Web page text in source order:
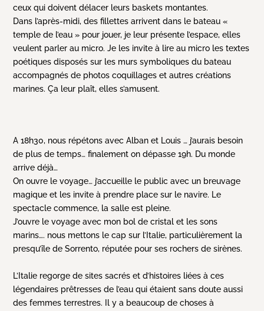
ceux qui doivent délacer leurs baskets montantes.
Dans l’après-midi, des fillettes arrivent dans le bateau «
temple de l’eau » pour jouer, je leur présente l’espace, elles
veulent parler au micro. Je les invite à lire au micro les textes
poétiques disposés sur les murs symboliques du bateau
accompagnés de photos coquillages et autres créations
marines. Ça leur plaît, elles s’amusent.
A 18h30, nous répétons avec Alban et Louis … j’aurais besoin
de plus de temps… finalement on dépasse 19h. Du monde
arrive déjà…
On ouvre le voyage… j’accueille le public avec un breuvage
magique et les invite à prendre place sur le navire. Le
spectacle commence, la salle est pleine.
J’ouvre le voyage avec mon bol de cristal et les sons
marins…. nous mettons le cap sur l’Italie, particulièrement la
presqu’île de Sorrento, réputée pour ses rochers de sirènes.
L’Italie regorge de sites sacrés et d’histoires liées à ces
légendaires prêtresses de l’eau qui étaient sans doute aussi
des femmes terrestres. Il y a beaucoup de choses à